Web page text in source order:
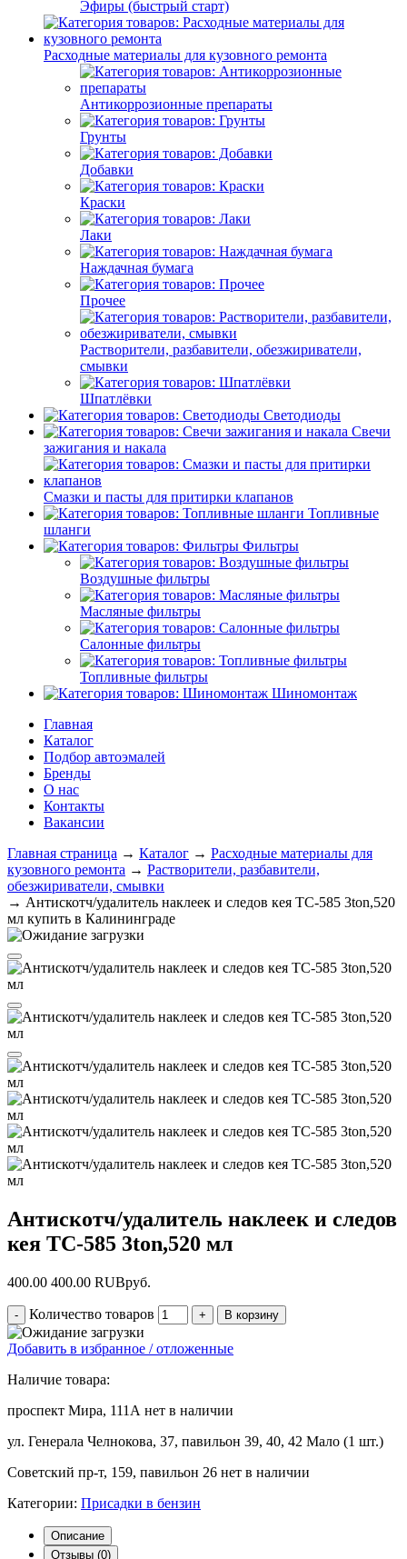
Эфиры (быстрый старт)
Расходные материалы для кузовного ремонта
Антикоррозионные препараты
Грунты
Добавки
Краски
Лаки
Наждачная бумага
Прочее
Растворители, разбавители, обезжириватели,
смывки
Шпатлёвки
Светодиоды
Свечи
зажигания и накала
Смазки и пасты для притирки клапанов
Топливные
шланги
Фильтры
Воздушные фильтры
Масляные фильтры
Салонные фильтры
Топливные фильтры
Шиномонтаж
Главная
Каталог
Подбор автоэмалей
Бренды
О нас
Контакты
Вакансии
Главная страница → Каталог → Расходные материалы для
кузовного ремонта → Растворители, разбавители,
обезжириватели, смывки
→ Антискотч/удалитель наклеек и следов кея ТС-585 3ton,520
мл купить в Калининграде
Антискотч/удалитель наклеек и следов
кея ТС-585 3ton,520 мл
400.00 400.00 RUBруб.
Количество товаров
Добавить в избранное / отложенные
Наличие товара:
проспект Мира, 111А нет в наличии
ул. Генерала Челнокова, 37, павильон 39, 40, 42 Мало (1 шт.)
Советский пр-т, 159, павильон 26 нет в наличии
Категории: Присадки в бензин
Описание
Отзывы (0)